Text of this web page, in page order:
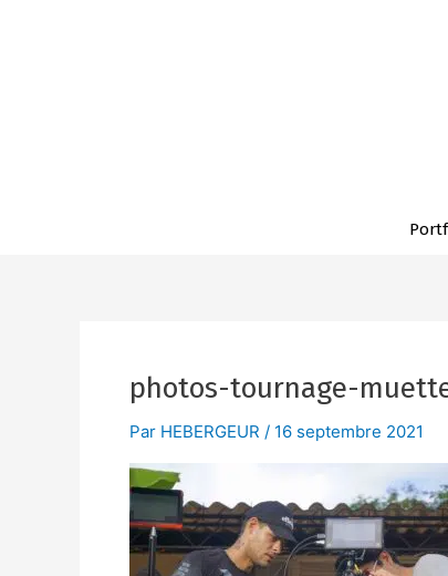
photos-tournage-
Par HEBERGEUR / 16 septembre 2021